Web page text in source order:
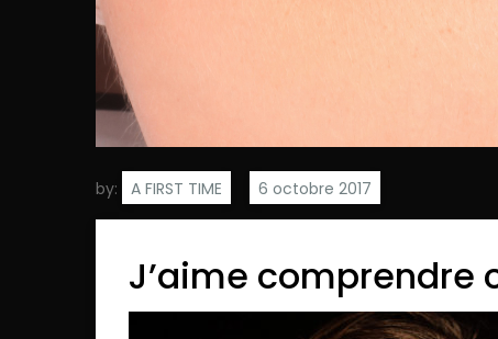
by: A FIRST TIME
J’aime comprendre